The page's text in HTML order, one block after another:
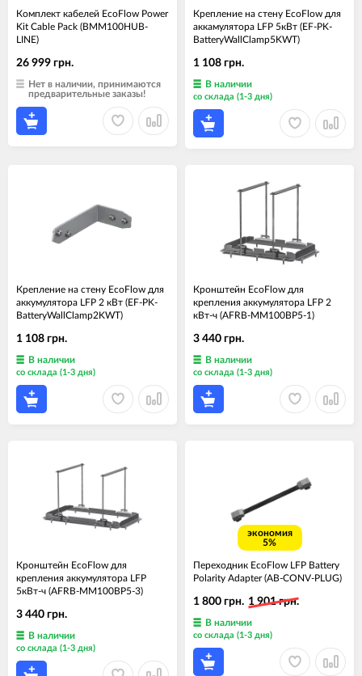
Комплект кабелей EcoFlow Power
Kit Cable Pack (BMM100HUB-
LINE)
26 999 грн.
Нет в наличии, принимаются
предварительные заказы!
Крепление на стену EcoFlow для
аккамулятора LFP 5кВт (EF-PK-
BatteryWallClamp5KWT)
1 108 грн.
В наличии
со склада (1-3 дня)
Крепление на стену EcoFlow для
аккумулятора LFP 2 кВт (EF-PK-
BatteryWallClamp2KWT)
1 108 грн.
В наличии
со склада (1-3 дня)
Кронштейн EcoFlow для
крепления аккумулятора LFP 2
кВт-ч (AFRB-MM100BP5-1)
3 440 грн.
В наличии
со склада (1-3 дня)
Кронштейн EcoFlow для
крепления аккумулятора LFP
5кВт-ч (AFRB-MM100BP5-3)
3 440 грн.
В наличии
со склада (1-3 дня)
экономия
5%
Переходник EcoFlow LFP Battery
Polarity Adapter (AB-CONV-PLUG)
1 800 грн. 1 901 грн.
В наличии
со склада (1-3 дня)